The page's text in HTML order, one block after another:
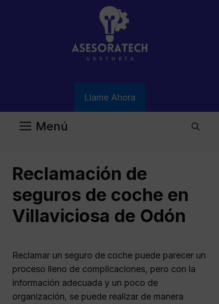
Llame Ahora
Menú
Reclamación de
seguros de coche en
Villaviciosa de Odón
Reclamar un seguro de coche puede parecer un
proceso lleno de complicaciones, pero con la
información adecuada y un poco de
organización, se puede realizar de manera